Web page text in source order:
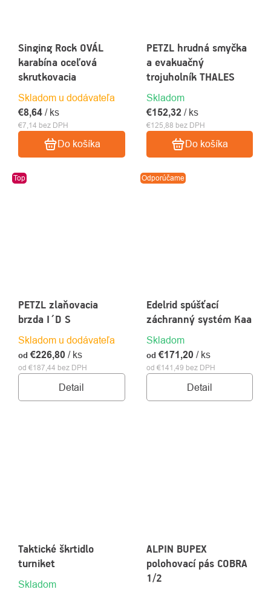
Singing Rock OVÁL
karabína oceľová
skrutkovacia
Skladom u dodávateľa
€7,14 bez DPH
€8,64 / ks
Do košíka
PETZL hrudná smyčka
a evakuačný
trojuholník THALES
Skladom
€125,88 bez DPH
€152,32 / ks
Do košíka
Top
PETZL zlaňovacia
brzda I´D S
Skladom u dodávateľa
od €187,44 bez DPH
od €226,80 / ks
Detail
Odporúčame
Edelrid spúšťací
záchranný systém Kaa
Skladom
od €141,49 bez DPH
od €171,20 / ks
Detail
Taktické škrtidlo
turniket
Skladom
ALPIN BUPEX
polohovací pás COBRA
1/2